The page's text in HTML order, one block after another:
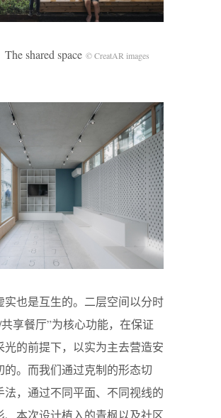
shared space © CreatAR images
实也是互生的。二层空间以分时
享餐厅”为核心功能，在保证
光的前提下，以实为主去营造安
的。而我们通过克制的形态切
法，通过不同平面、不同视线的
、本次设计植入的青枫以及社区